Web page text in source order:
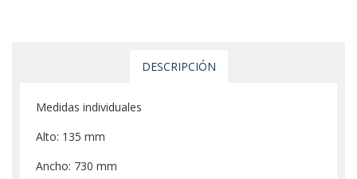
DESCRIPCIÓN
Medidas individuales
Alto: 135 mm
Ancho: 730 mm